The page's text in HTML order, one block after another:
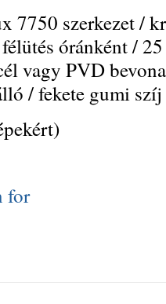
7750 szerkezet /
óránként /
vagy PVD
/ fekete gumi szíj